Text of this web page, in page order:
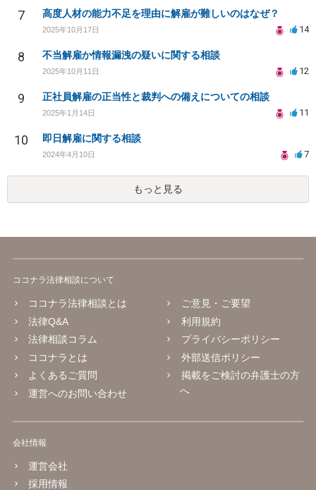
7 高度人材の能力不足を理由に解雇が難しいのはなぜ？
2025年10月17日 14
8 不当解雇か情報漏洩の疑いに関する相談
2025年10月11日 12
9 正社員解雇の正当性と裁判への備えについての相談
2025年1月14日 11
10 即日解雇に関する相談
2024年4月10日 7
もっと見る
ココナラ法律相談について
ココナラ法律相談とは
法律Q&A
法律相談コラム
ココナラとは
よくあるご質問
運営へのお問い合わせ
ご意見・ご要望
利用規約
プライバシーポリシー
外部送信ポリシー
掲載をご検討の弁護士の方
へ
会社情報
運営会社
採用情報